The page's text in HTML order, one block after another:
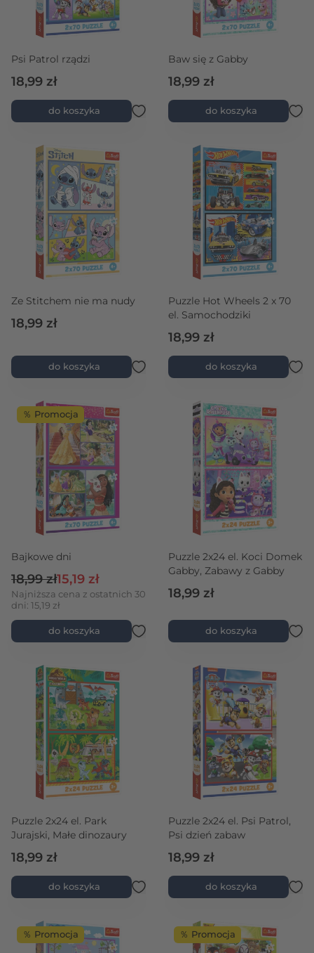
Psi Patrol rządzi
18,99 zł
do koszyka
Baw się z Gabby
18,99 zł
do koszyka
Ze Stitchem nie ma nudy
18,99 zł
do koszyka
Puzzle Hot Wheels 2 x 70
el. Samochodziki
18,99 zł
do koszyka
％ Promocja
Bajkowe dni
Cena promocyjna
15,19 zł
Cena regularna
18,99 zł
Najniższa cena z ostatnich 30
dni: 15,19 zł
do koszyka
Puzzle 2x24 el. Koci Domek
Gabby, Zabawy z Gabby
18,99 zł
do koszyka
Puzzle 2x24 el. Park
Jurajski, Małe dinozaury
18,99 zł
do koszyka
Puzzle 2x24 el. Psi Patrol,
Psi dzień zabaw
18,99 zł
do koszyka
％ Promocja ％ Promocja